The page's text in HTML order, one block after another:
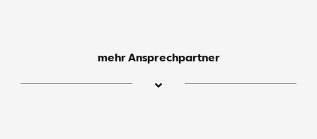
mehr Ansprechpartner